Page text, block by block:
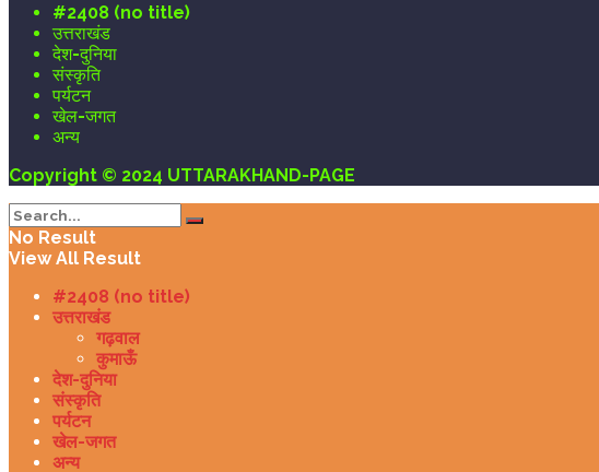
#2408 (no title)
उत्तराखंड
देश-दुनिया
संस्कृति
पर्यटन
खेल-जगत
अन्य
Copyright © 2024 UTTARAKHAND-PAGE
No Result
View All Result
#2408 (no title)
उत्तराखंड
गढ़वाल
कुमाऊँ
देश-दुनिया
संस्कृति
पर्यटन
खेल-जगत
अन्य